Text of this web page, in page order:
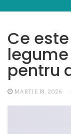
Ce
pentru
MARTIE 18, 2026